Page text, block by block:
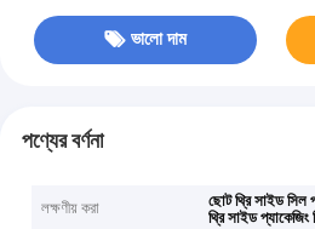
ভালো দাম
পণ্যের বর্ণনা
লক্ষণীয় করা ছোট থ্রি সাইড সিল
থ্রি সাইড প্যাকেজিং